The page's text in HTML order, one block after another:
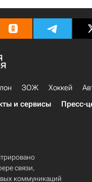
ЗОЖ Хоккей
и сервисы Пресс-
связи,
коммуникаций